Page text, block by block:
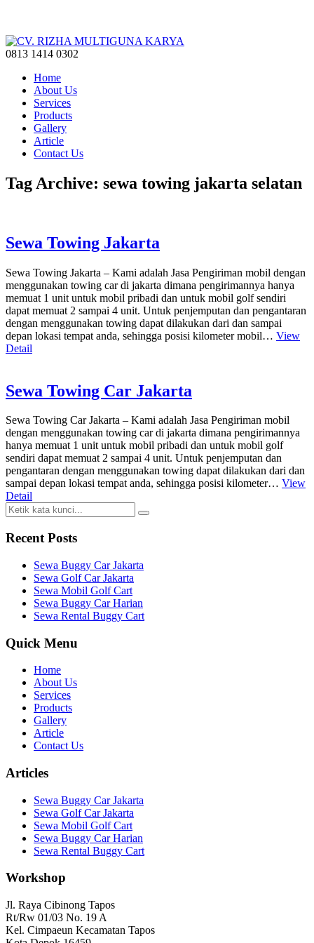
0813 1414 0302
Home
About Us
Services
Products
Gallery
Article
Contact Us
Tag Archive: sewa towing jakarta selatan
Sewa Towing Jakarta
Sewa Towing Jakarta – Kami adalah Jasa Pengiriman mobil dengan
menggunakan towing car di jakarta dimana pengirimannya hanya
memuat 1 unit untuk mobil pribadi dan untuk mobil golf sendiri
dapat memuat 2 sampai 4 unit. Untuk penjemputan dan pengantaran
dengan menggunakan towing dapat dilakukan dari dan sampai
depan lokasi tempat anda, sehingga posisi kilometer mobil… View
Detail
Sewa Towing Car Jakarta
Sewa Towing Car Jakarta – Kami adalah Jasa Pengiriman mobil
dengan menggunakan towing car di jakarta dimana pengirimannya
hanya memuat 1 unit untuk mobil pribadi dan untuk mobil golf
sendiri dapat memuat 2 sampai 4 unit. Untuk penjemputan dan
pengantaran dengan menggunakan towing dapat dilakukan dari dan
sampai depan lokasi tempat anda, sehingga posisi kilometer… View
Detail
Recent Posts
Sewa Buggy Car Jakarta
Sewa Golf Car Jakarta
Sewa Mobil Golf Cart
Sewa Buggy Car Harian
Sewa Rental Buggy Cart
Quick Menu
Home
About Us
Services
Products
Gallery
Article
Contact Us
Articles
Sewa Buggy Car Jakarta
Sewa Golf Car Jakarta
Sewa Mobil Golf Cart
Sewa Buggy Car Harian
Sewa Rental Buggy Cart
Workshop
Jl. Raya Cibinong Tapos
Rt/Rw 01/03 No. 19 A
Kel. Cimpaeun Kecamatan Tapos